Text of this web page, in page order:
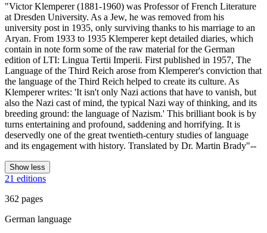
"Victor Klemperer (1881-1960) was Professor of French Literature
at Dresden University. As a Jew, he was removed from his
university post in 1935, only surviving thanks to his marriage to an
Aryan. From 1933 to 1935 Klemperer kept detailed diaries, which
contain in note form some of the raw material for the German
edition of LTI: Lingua Tertii Imperii. First published in 1957, The
Language of the Third Reich arose from Klemperer's conviction that
the language of the Third Reich helped to create its culture. As
Klemperer writes: 'It isn't only Nazi actions that have to vanish, but
also the Nazi cast of mind, the typical Nazi way of thinking, and its
breeding ground: the language of Nazism.' This brilliant book is by
turns entertaining and profound, saddening and horrifying. It is
deservedly one of the great twentieth-century studies of language
and its engagement with history. Translated by Dr. Martin Brady"--
Show less
21 editions
362 pages
German language